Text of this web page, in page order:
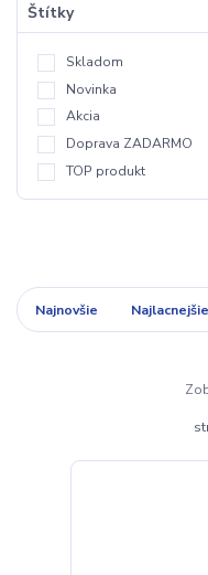
Štítky
Skladom
Novinka
Akcia
Doprava ZADARMO
TOP produkt
Najnovšie Najlacnejšie